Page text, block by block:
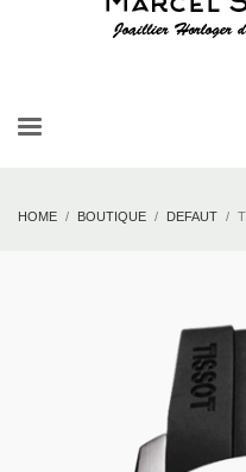
HOME BOUTIQUE DEFAUT